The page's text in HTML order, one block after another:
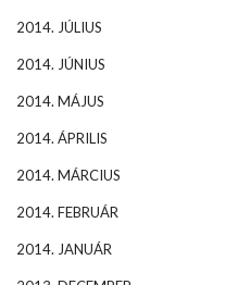
2014. JÚLIUS
2014. JÚNIUS
2014. MÁJUS
2014. ÁPRILIS
2014. MÁRCIUS
2014. FEBRUÁR
2014. JANUÁR